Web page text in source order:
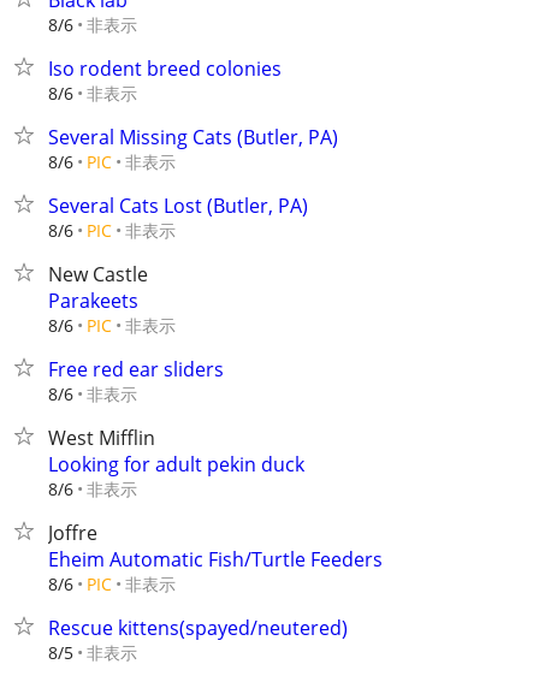
8/6 非表示
Iso rodent breed colonies
8/6 非表示
Several Missing Cats (Butler, PA)
8/6 PIC 非表示
Several Cats Lost (Butler, PA)
8/6 PIC 非表示
New Castle
Parakeets
8/6 PIC 非表示
Free red ear sliders
8/6 非表示
West Mifflin
Looking for adult pekin duck
8/6 非表示
Joffre
Eheim Automatic Fish/Turtle Feeders
8/6 PIC 非表示
Rescue kittens(spayed/neutered)
8/5 非表示